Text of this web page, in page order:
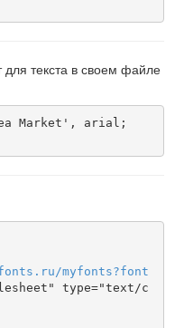
текста в своем файле
. ru /myfonts?font
type="text/c